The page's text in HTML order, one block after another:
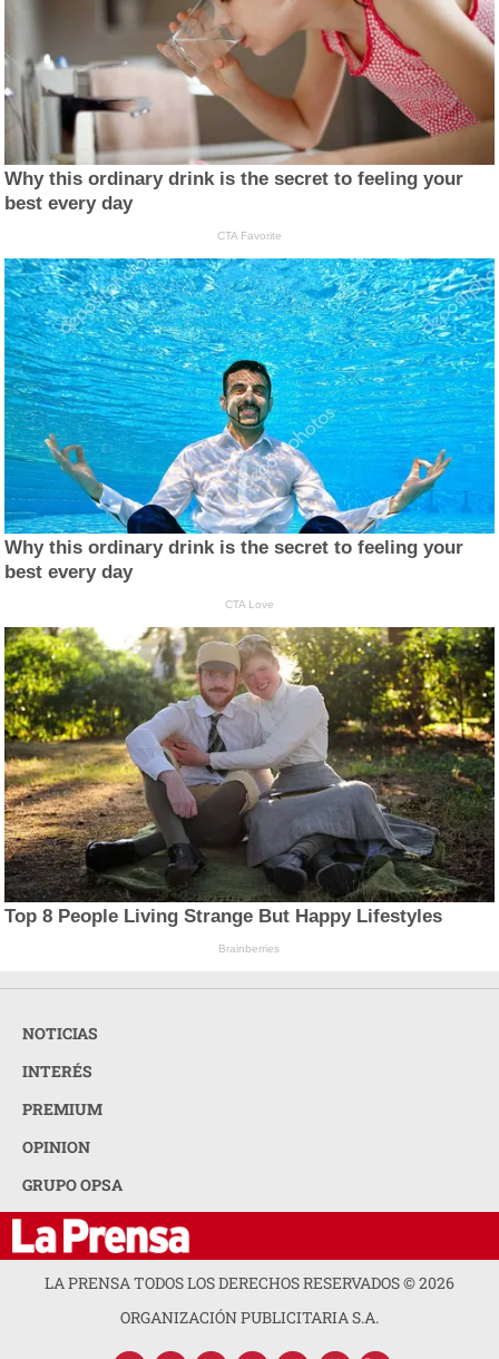
Why this ordinary drink is the secret to feeling your
best every day
CTA Favorite
Why this ordinary drink is the secret to feeling your
best every day
CTA Love
Top 8 People Living Strange But Happy Lifestyles
Brainberries
NOTICIAS
INTERÉS
PREMIUM
OPINION
GRUPO OPSA
LA PRENSA TODOS LOS DERECHOS RESERVADOS ©2026
ORGANIZACIÓN PUBLICITARIA S.A.